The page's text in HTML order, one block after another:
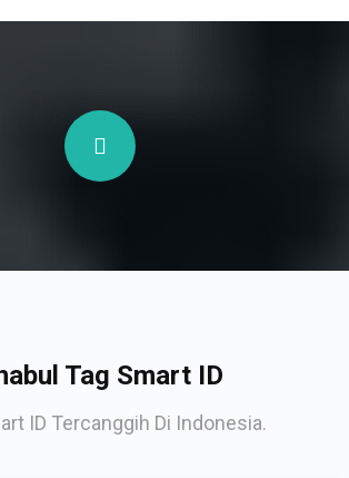
Tag Smart ID
ID Tercanggih Di Indonesia.